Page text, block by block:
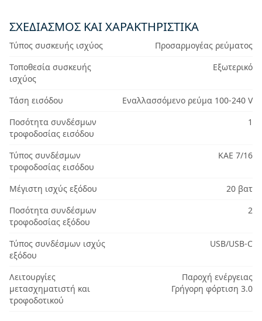
ΣΧΕΔΙΑΣΜΌΣ ΚΑΙ ΧΑΡΑΚΤΗΡΙΣΤΙΚΆ
Τύπος συσκευής ισχύος
Προσαρμογέας ρεύματος
Τοποθεσία συσκευής
ισχύος
Εξωτερικό
Τάση εισόδου
Εναλλασσόμενο ρεύμα 100-240 V
Ποσότητα συνδέσμων
τροφοδοσίας εισόδου
1
Τύπος συνδέσμων
τροφοδοσίας εισόδου
ΚΑΕ 7/16
Μέγιστη ισχύς εξόδου
20 βατ
Ποσότητα συνδέσμων
τροφοδοσίας εξόδου
2
Τύπος συνδέσμων ισχύς
εξόδου
USB/USB-C
Λειτουργίες
μετασχηματιστή και
τροφοδοτικού
Παροχή ενέργειας
Γρήγορη φόρτιση 3.0